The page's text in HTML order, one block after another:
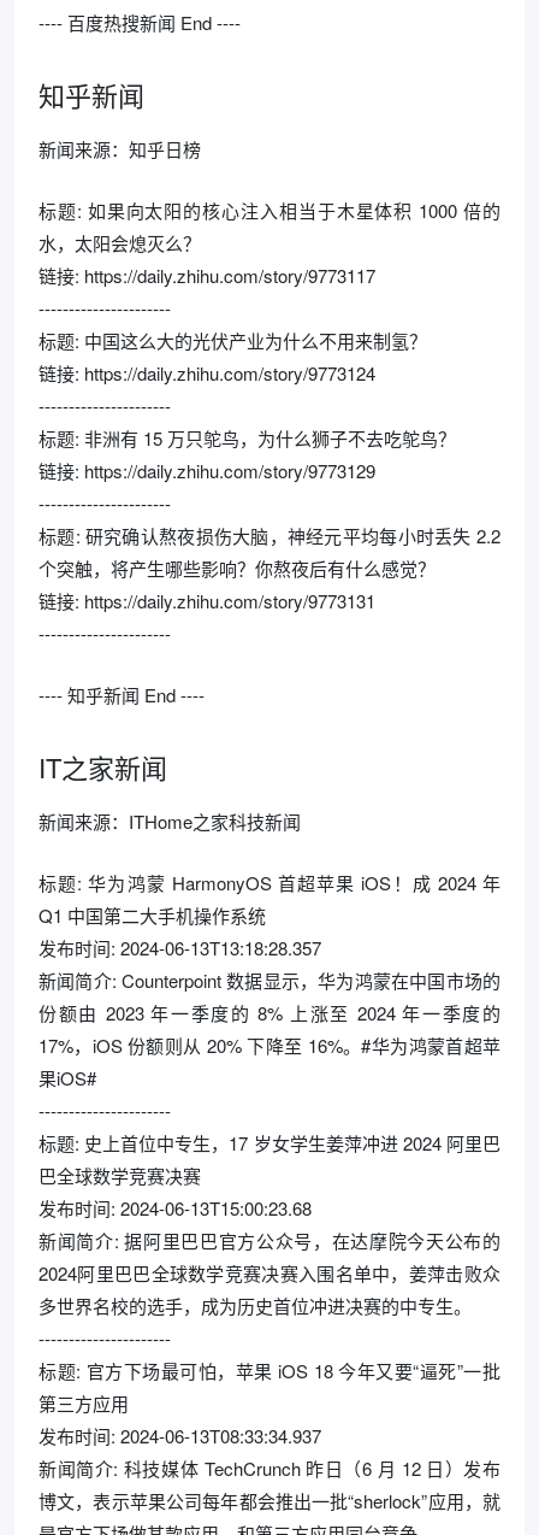
---- 百度热搜新闻 End ----
知乎新闻
新闻来源：知乎日榜
标题: 如果向太阳的核心注入相当于木星体积 1000 倍的
水，太阳会熄灭么？
链接: https://daily.zhihu.com/story/9773117
----------------------
标题: 中国这么大的光伏产业为什么不用来制氢？
链接: https://daily.zhihu.com/story/9773124
----------------------
标题: 非洲有 15 万只鸵鸟，为什么狮子不去吃鸵鸟？
链接: https://daily.zhihu.com/story/9773129
----------------------
标题: 研究确认熬夜损伤大脑，神经元平均每小时丢失 2.2
个突触，将产生哪些影响？你熬夜后有什么感觉？
链接: https://daily.zhihu.com/story/9773131
----------------------
---- 知乎新闻 End ----
IT之家新闻
新闻来源：ITHome之家科技新闻
标题: 华为鸿蒙 HarmonyOS 首超苹果 iOS！成 2024 年
Q1 中国第二大手机操作系统
发布时间: 2024-06-13T13:18:28.357
新闻简介: Counterpoint 数据显示，华为鸿蒙在中国市场的
份额由 2023 年一季度的 8% 上涨至 2024 年一季度的
17%，iOS 份额则从 20% 下降至 16%。#华为鸿蒙首超苹
果iOS#
----------------------
标题: 史上首位中专生，17 岁女学生姜萍冲进 2024 阿里巴
巴全球数学竞赛决赛
发布时间: 2024-06-13T15:00:23.68
新闻简介: 据阿里巴巴官方公众号，在达摩院今天公布的
2024阿里巴巴全球数学竞赛决赛入围名单中，姜萍击败众
多世界名校的选手，成为历史首位冲进决赛的中专生。
----------------------
标题: 官方下场最可怕，苹果 iOS 18 今年又要“逼死”一批
第三方应用
发布时间: 2024-06-13T08:33:34.937
新闻简介: 科技媒体 TechCrunch 昨日（6 月 12 日）发布
博文，表示苹果公司每年都会推出一批“sherlock”应用，就